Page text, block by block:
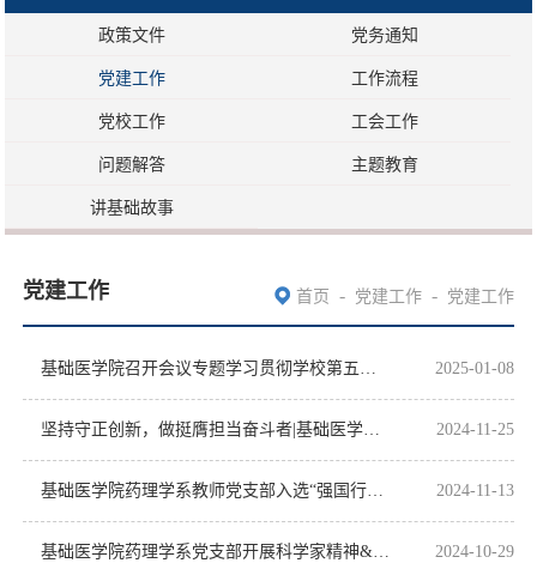
政策文件 党务通知
党建工作 工作流程
党校工作 工会工作
问题解答 主题教育
讲基础故事
党建工作 首页 - 党建工作 - 党建工作
2025-01-08
2024-11-25
2024-11-13
2024-10-29